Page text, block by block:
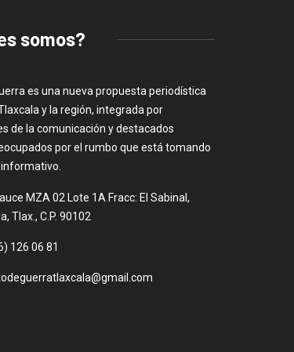
somos?
es una nueva propuesta periodística
y la región, integrada por
de la comunicación y destacados
por el rumbo que está tomando
MZA 02 Lote 1A Fracc: El Sabinal,
Tlax., C.P. 90102
126 06 81